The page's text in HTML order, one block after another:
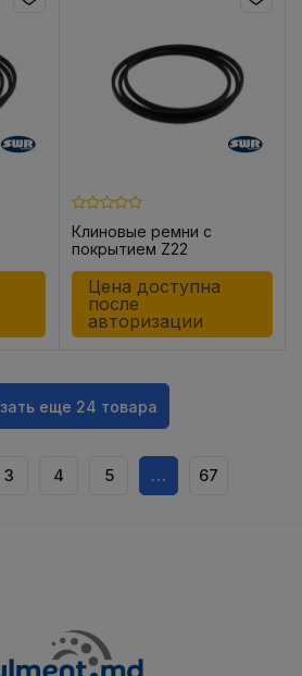
Клиновые ремни с
покрытием Z22
Цена доступна
после
авторизации
еще 24 товара
3 4 5 … 67